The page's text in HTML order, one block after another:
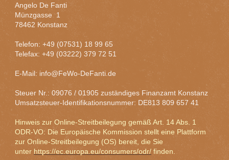
Angelo De Fanti
Münzgasse 1
78462 Konstanz
Telefon: +49 (07531) 18 99 65
Telefax: +49 (03222) 379 72 51
E-Mail: info@FeWo-DeFanti.de
Steuer Nr.: 09076 / 01905 zuständiges Finanzamt Konstanz
Umsatzsteuer-Identifikationsnummer: DE813 809 657 41
Hinweis zur Online-Streitbeilegung gemäß Art. 14 Abs. 1
ODR-VO: Die Europäische Kommission stellt eine Plattform
zur Online-Streitbeilegung (OS) bereit, die Sie
unter https://ec.europa.eu/consumers/odr/ finden.